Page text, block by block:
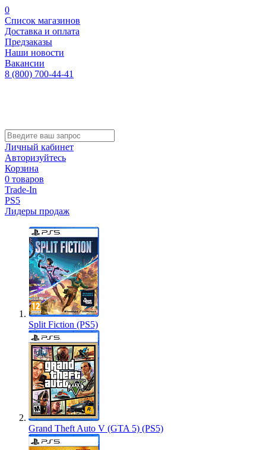
0
Список магазинов
Доставка и оплата
Предзаказы
Наши новости
Вакансии
8 (800) 700-44-41
Личный кабинет
Авторизуйтесь
Корзина
0 товаров
Trade-In
PS5
Лидеры продаж
Split Fiction (PS5)
Grand Theft Auto V (GTA 5) (PS5)